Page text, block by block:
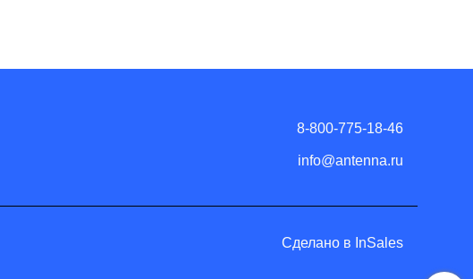
8-800-775-18-46
info@antenna.ru
Сделано в InSales